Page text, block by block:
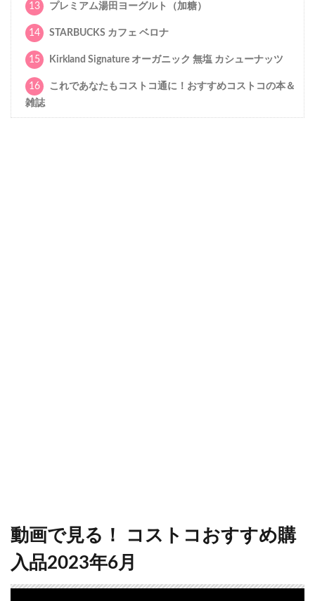
13 プレミアム湯田ヨーグルト（加糖）
14 STARBUCKS カフェ ベロナ
15 Kirkland Signature オーガニック 無塩 カシューナッツ
16
これであなたもコストコ通に！おすすめコストコの本＆
雑誌
動画で見る！ コストコおすすめ購
入品2023年6月